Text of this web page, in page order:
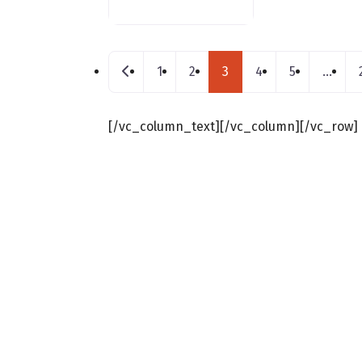
Posts navigation
Nouveaux postes
1 2 3 4 5 …
[/vc_column_text][/vc_column][/vc_row]